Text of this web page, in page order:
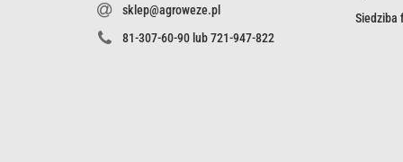
sklep@agroweze.pl
81-307-60-90 lub 721-947-822
Siedziba